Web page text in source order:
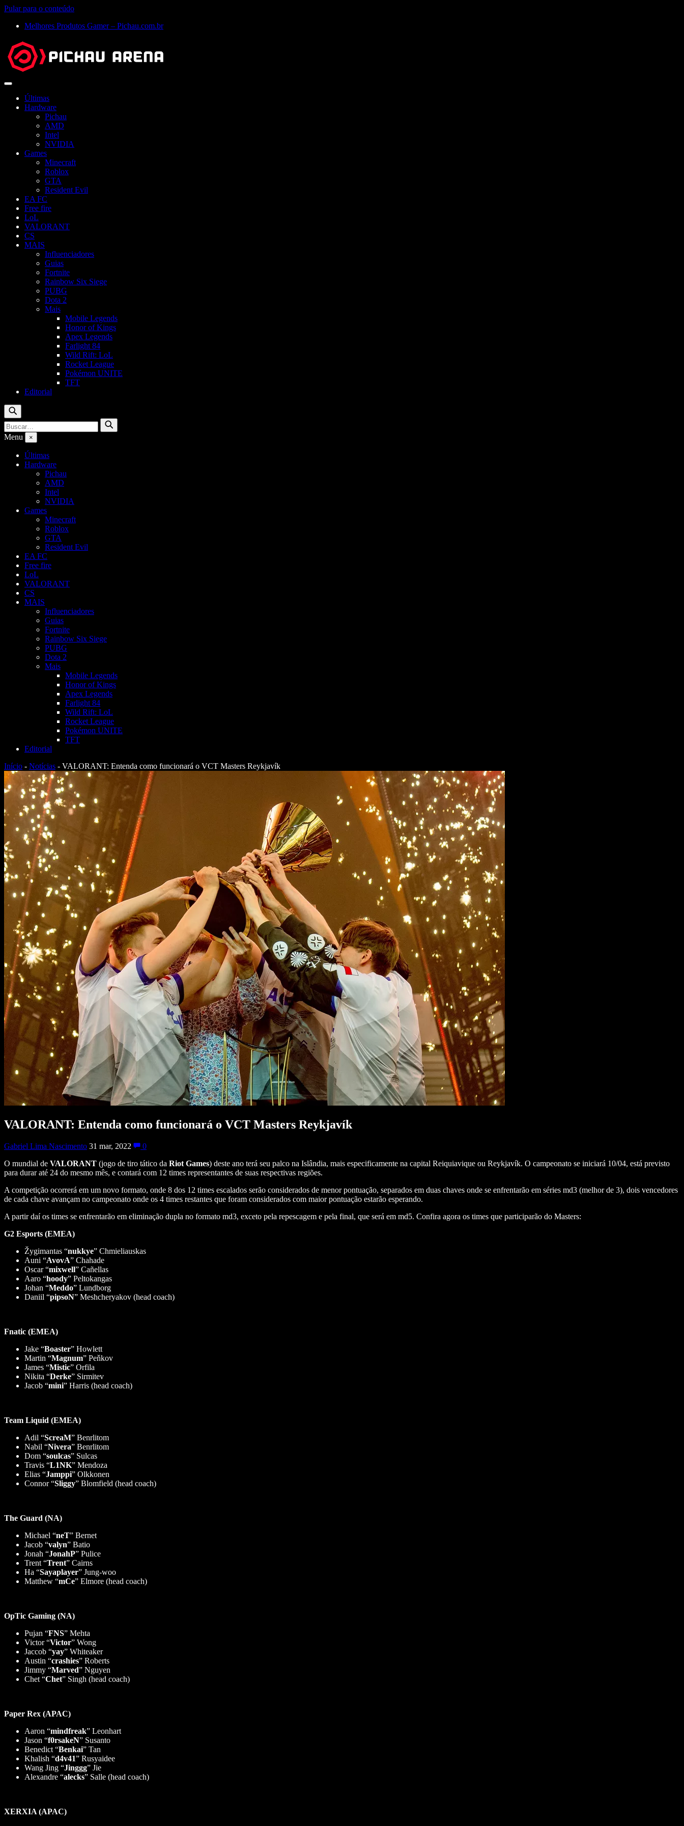
Pular para o conteúdo
Melhores Produtos Gamer – Pichau.com.br
Abrir
Últimas
Hardware
Pichau
AMD
Intel
NVIDIA
Games
Minecraft
Roblox
GTA
Resident Evil
EA FC
Free fire
LoL
VALORANT
CS
MAIS
Influenciadores
Guias
Fortnite
Rainbow Six Siege
PUBG
Dota 2
Mais
Mobile Legends
Honor of Kings
Apex Legends
Farlight 84
Wild Rift: LoL
Rocket League
Pokémon UNITE
TFT
Editorial
Buscar
Buscar
por:
Buscar
Menu ×
Últimas
Hardware
Pichau
AMD
Intel
NVIDIA
Games
Minecraft
Roblox
GTA
Resident Evil
EA FC
Free fire
LoL
VALORANT
CS
MAIS
Influenciadores
Guias
Fortnite
Rainbow Six Siege
PUBG
Dota 2
Mais
Mobile Legends
Honor of Kings
Apex Legends
Farlight 84
Wild Rift: LoL
Rocket League
Pokémon UNITE
TFT
Editorial
Início - Notícias - VALORANT: Entenda como funcionará o VCT Masters Reykjavík
VALORANT: Entenda como funcionará o VCT Masters Reykjavík
Gabriel Lima Nascimento 31 mar, 2022
0
O mundial de VALORANT (jogo de tiro tático da Riot Games) deste ano terá seu palco na Islândia, mais especificamente na capital Reiquiavique ou Reykjavík. O campeonato se iniciará 10/04, está previsto
para durar até 24 do mesmo mês, e contará com 12 times representantes de suas respectivas regiões.
A competição ocorrerá em um novo formato, onde 8 dos 12 times escalados serão considerados de menor pontuação, separados em duas chaves onde se enfrentarão em séries md3 (melhor de 3), dois vencedores
de cada chave avançam no campeonato onde os 4 times restantes que foram considerados com maior pontuação estarão esperando.
A partir daí os times se enfrentarão em eliminação dupla no formato md3, exceto pela repescagem e pela final, que será em md5. Confira agora os times que participarão do Masters:
G2 Esports (EMEA)
Žygimantas “nukkye” Chmieliauskas
Auni “AvovA” Chahade
Oscar “mixwell” Cañellas
Aaro “hoody” Peltokangas
Johan “Meddo” Lundborg
Daniil “pipsoN” Meshcheryakov (head coach)
Fnatic (EMEA)
Jake “Boaster” Howlett
Martin “Magnum” Peňkov
James “Mistic” Orfila
Nikita “Derke” Sirmitev
Jacob “mini” Harris (head coach)
Team Liquid (EMEA)
Adil “ScreaM” Benrlitom
Nabil “Nivera” Benrlitom
Dom “soulcas” Sulcas
Travis “L1NK” Mendoza
Elias “Jamppi” Olkkonen
Connor “Sliggy” Blomfield (head coach)
The Guard (NA)
Michael “neT” Bernet
Jacob “valyn” Batio
Jonah “JonahP” Pulice
Trent “Trent” Cairns
Ha “Sayaplayer” Jung-woo
Matthew “mCe” Elmore (head coach)
OpTic Gaming (NA)
Pujan “FNS” Mehta
Victor “Victor” Wong
Jaccob “yay” Whiteaker
Austin “crashies” Roberts
Jimmy “Marved” Nguyen
Chet “Chet” Singh (head coach)
Paper Rex (APAC)
Aaron “mindfreak” Leonhart
Jason “f0rsakeN” Susanto
Benedict “Benkai” Tan
Khalish “d4v41” Rusyaidee
Wang Jing “Jinggg” Jie
Alexandre “alecks” Salle (head coach)
XERXIA (APAC)